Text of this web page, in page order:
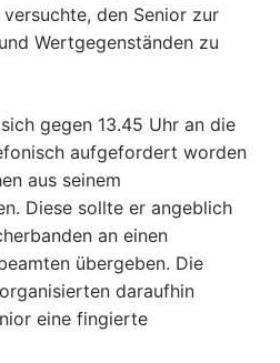
den Senior zur
Wertgegenständen zu
gegen 13.45 Uhr an die
aufgefordert worden
aus seinem
Diese sollte er angeblich
an einen
übergeben. Die
daraufhin
eine fingierte